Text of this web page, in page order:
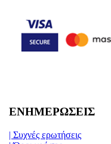
ΕΝΗΜΕΡΩΣΕΙΣ
| Συχνές ερωτήσεις